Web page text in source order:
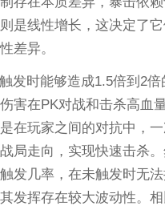
是线性增长，这决定了
差异。
发时能够造成1.5倍到2倍
害在PK对战和击杀高血
在玩家之间的对抗中，
局走向，实现快速击杀
发几率，在未触发时无
发挥存在较大波动性。